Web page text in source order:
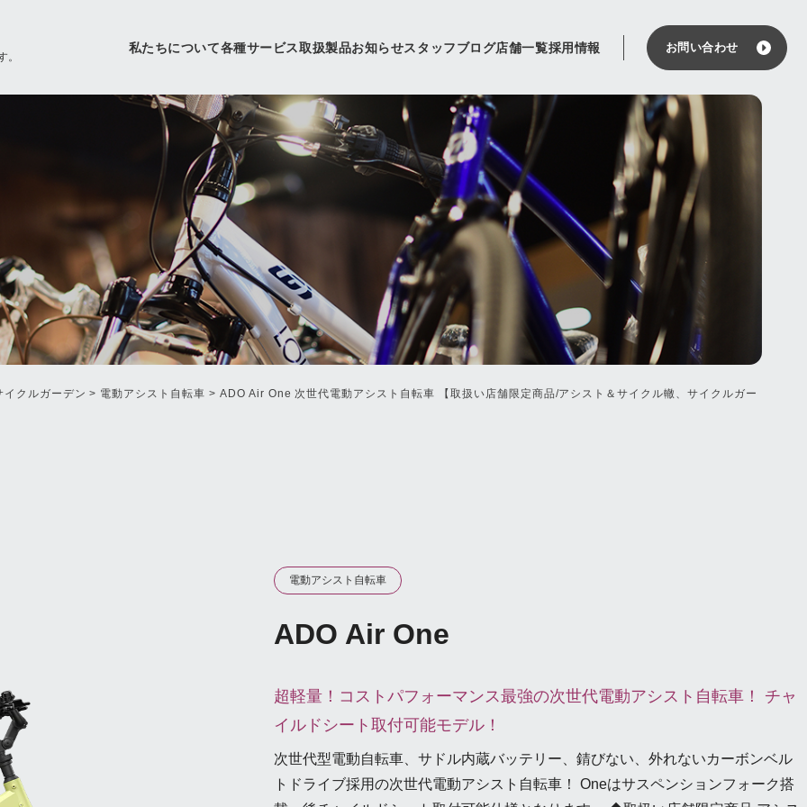
。
私たちについて各種サービス取扱製品お知らせスタッフブログ店舗一覧採用情報 お問い合わせ
クルガーデン > 電動アシスト自転車 > ADO Air One 次世代電動アシスト自転車 【取扱い店舗限定商品/アシスト＆サイクル轍、サイクルガー
電動アシスト自転車
ADO Air One
超軽量！コストパフォーマンス最強の次世代電動アシスト自転車！ チャ
イルドシート取付可能モデル！
次世代型電動自転車、サドル内蔵バッテリー、錆びない、外れないカーボンベル
トドライブ採用の次世代電動アシスト自転車！ Oneはサスペンションフォーク搭